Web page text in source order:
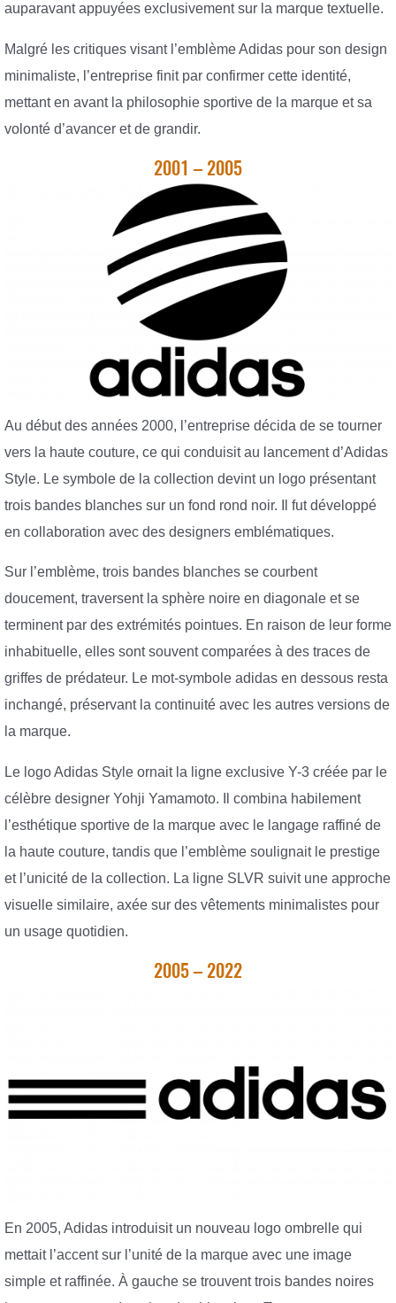
auparavant appuyées exclusivement sur la marque textuelle.
Malgré les critiques visant l’emblème Adidas pour son design
minimaliste, l’entreprise finit par confirmer cette identité,
mettant en avant la philosophie sportive de la marque et sa
volonté d’avancer et de grandir.
2001 – 2005
Au début des années 2000, l’entreprise décida de se tourner
vers la haute couture, ce qui conduisit au lancement d’Adidas
Style. Le symbole de la collection devint un logo présentant
trois bandes blanches sur un fond rond noir. Il fut développé
en collaboration avec des designers emblématiques.
Sur l’emblème, trois bandes blanches se courbent
doucement, traversent la sphère noire en diagonale et se
terminent par des extrémités pointues. En raison de leur forme
inhabituelle, elles sont souvent comparées à des traces de
griffes de prédateur. Le mot-symbole adidas en dessous resta
inchangé, préservant la continuité avec les autres versions de
la marque.
Le logo Adidas Style ornait la ligne exclusive Y-3 créée par le
célèbre designer Yohji Yamamoto. Il combina habilement
l’esthétique sportive de la marque avec le langage raffiné de
la haute couture, tandis que l’emblème soulignait le prestige
et l’unicité de la collection. La ligne SLVR suivit une approche
visuelle similaire, axée sur des vêtements minimalistes pour
un usage quotidien.
2005 – 2022
En 2005, Adidas introduisit un nouveau logo ombrelle qui
mettait l’accent sur l’unité de la marque avec une image
simple et raffinée. À gauche se trouvent trois bandes noires